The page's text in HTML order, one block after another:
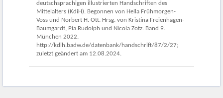
deutschsprachigen illustrierten Handschriften des
Mittelalters (KdiH). Begonnen von Hella Frühmorgen-
Voss und Norbert H. Ott. Hrsg. von Kristina Freienhagen-
Baumgardt, Pia Rudolph und Nicola Zotz. Band 9.
München 2022.
http://kdih.badw.de/datenbank/handschrift/87/2/27;
zuletzt geändert am 12.08.2024.